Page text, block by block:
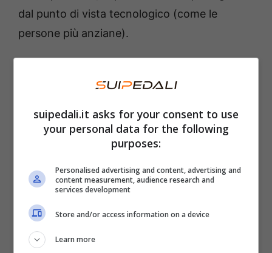
dal punto di vista tecnologico (come le
persone più anziane).
informatica
Lo strumento più utilizzato al giorno d’oggi
falsi Captcha. Secondo un rapporto di
annunci web fraudolenti che mirano a far
cliccare dei link che portano a loro volta a
pagine fraudolente. Una volta interagito con i
codici Captcha falsi, viene seguito un
suipedali.it asks for your consent to use
your personal data for the following
purposes:
Personalised advertising and content, advertising and
content measurement, audience research and
services development
Store and/or access information on a device
Learn more